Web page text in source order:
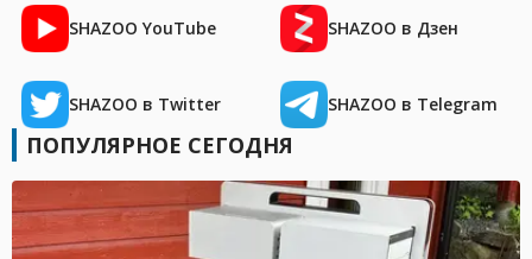
SHAZOO YouTube SHAZOO в Дзен
SHAZOO в Twitter SHAZOO в Telegram
ПОПУЛЯРНОЕ СЕГОДНЯ